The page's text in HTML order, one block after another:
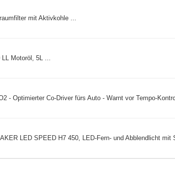
mit Aktivkohle ...
Motoröl, 5L ...
- Optimierter Co-Driver fürs Auto - Warnt vor Tempo-
LED SPEED H7 450, LED-Fern- und Abblendlicht mit